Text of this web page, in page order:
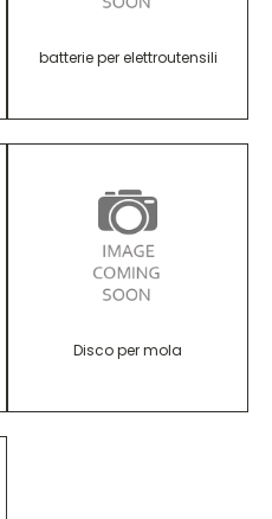
batterie per elettroutensili
Disco per mola